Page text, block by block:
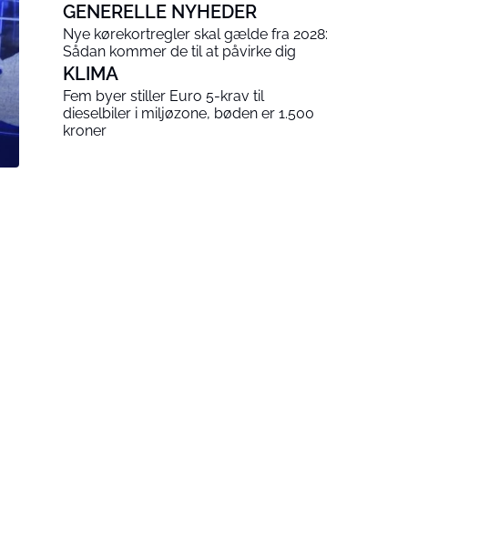
GENERELLE NYHEDER
Nye kørekortregler skal gælde fra 2028:
Sådan kommer de til at påvirke dig
KLIMA
Fem byer stiller Euro 5-krav til
dieselbiler i miljøzone, bøden er 1.500
kroner